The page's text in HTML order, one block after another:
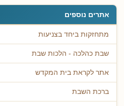
אתרים נוספים
מתחזקות ביחד בצניעות
שבת כהלכה - הלכות שבת
אתר לקראת בית המקדש
ברכת השבת